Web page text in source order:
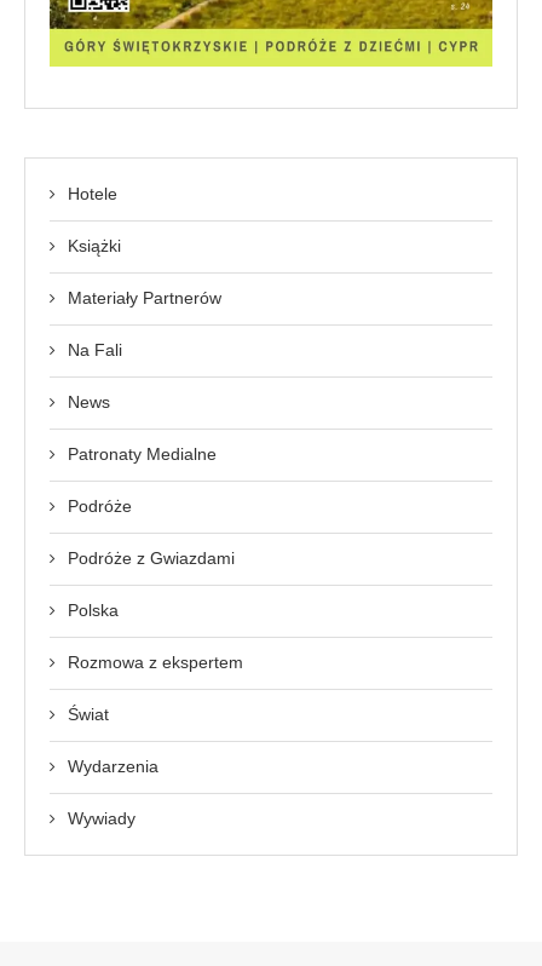
Hotele
Książki
Materiały Partnerów
Na Fali
News
Patronaty Medialne
Podróże
Podróże z Gwiazdami
Polska
Rozmowa z ekspertem
Świat
Wydarzenia
Wywiady